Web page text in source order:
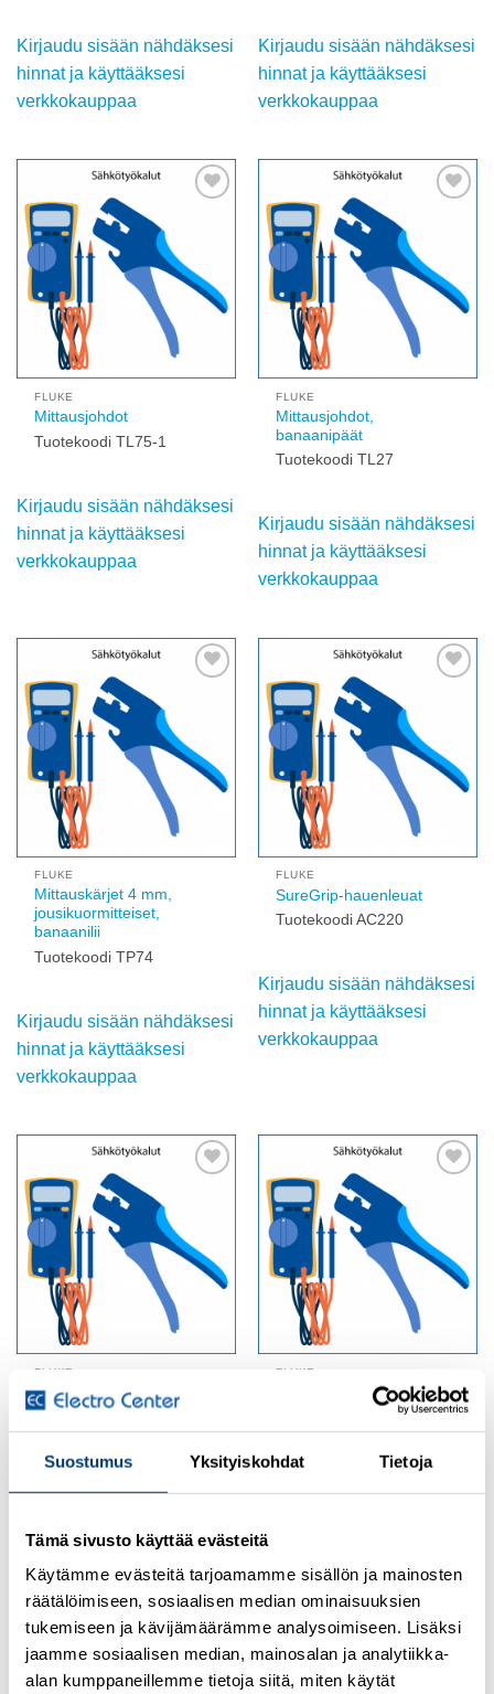
Suostumus Yksityiskohdat Tietoja
Tämä sivusto käyttää evästeitä
Käytämme evästeitä tarjoamamme sisällön ja mainosten
räätälöimiseen, sosiaalisen median ominaisuuksien
tukemiseen ja kävijämäärämme analysoimiseen. Lisäksi
jaamme sosiaalisen median, mainosalan ja analytiikka-
alan kumppaneillemme tietoja siitä, miten käytät
Kirjaudu sisään nähdäksesi
hinnat ja käyttääksesi
verkkokauppaa
Kirjaudu sisään nähdäksesi
hinnat ja käyttääksesi
verkkokauppaa
FLUKE
Mittausjohdot
Tuotekoodi TL75-1
Kirjaudu sisään nähdäksesi
hinnat ja käyttääksesi
verkkokauppaa
FLUKE
Mittausjohdot,
banaanipäät
Tuotekoodi TL27
Kirjaudu sisään nähdäksesi
hinnat ja käyttääksesi
verkkokauppaa
FLUKE
Mittauskärjet 4 mm,
jousikuormitteiset,
banaanilii
Tuotekoodi TP74
Kirjaudu sisään nähdäksesi
hinnat ja käyttääksesi
verkkokauppaa
FLUKE
SureGrip-hauenleuat
Tuotekoodi AC220
Kirjaudu sisään nähdäksesi
hinnat ja käyttääksesi
verkkokauppaa
FLUKE
SureGrip-hauenleuat
verkkokauppaa
FLUKE
SureGrip-jatkojohtosarja
Tuotekoodi TL221
verkkokauppaa
Add to
Add to